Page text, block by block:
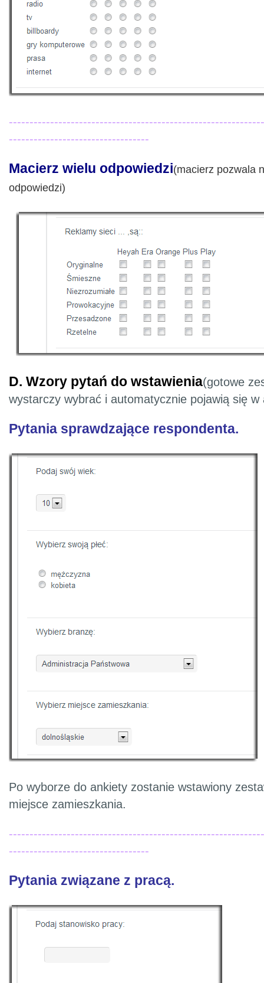
----------------------------------
Macierz wielu odpowiedzi(macierz pozwala
odpowiedzi)
D. Wzory pytań do wstawienia(gotowe
wystarczy wybrać i automatycznie pojawią się w
Pytania sprawdzające respondenta.
Po wyborze do ankiety zostanie wstawiony
miejsce zamieszkania.
----------------------------------
Pytania związane z pracą.